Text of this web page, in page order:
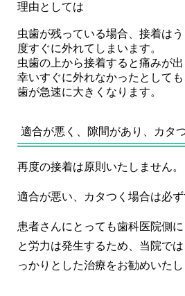
理由としては
虫歯が残っている場合、接着は
度すぐに外れてしまいます。
虫歯の上から接着すると痛みが出
幸いすぐに外れなかったとして
歯が急速に大きくなります。
適合が悪く、隙間があり、カタ
再度の接着は原則いたしません。
適合が悪い、カタつく場合は必ず
患者さんにとっても歯科医院側
と労力は発生するため、当院で
っかりとした治療をお勧めいたし